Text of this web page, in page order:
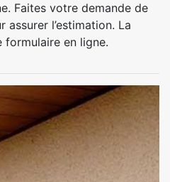
Faites votre demande de
l’estimation. La
formulaire en ligne.